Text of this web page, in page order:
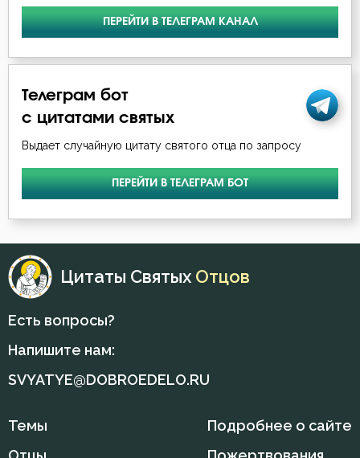
Воздаяние
Воздержание
Воля
Воскресение
Глаза
Гнев
Грех
Деньги
Добро
Никон Оптинский (Беляев)
Симеон Новый Богослов
Тихон Задонский
Феофан Затворник
ПЕРЕЙТИ В ТЕЛЕГРАМ КАНАЛ
Телеграм бот
с цитатами святых
Выдает случайную цитату святого отца по запросу
ПЕРЕЙТИ В ТЕЛЕГРАМ БОТ
Цитаты Святых Отцов
Есть вопросы?
Напишите нам:
SVYATYE@DOBROEDELO.RU
Темы
Подробнее о сайте